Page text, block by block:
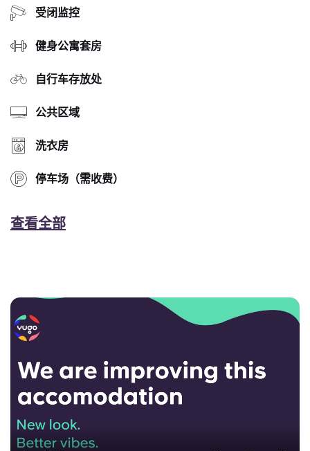
受闭监控
健身公寓套房
自行车存放处
公共区域
洗衣房
停车场（需收费）
查看全部